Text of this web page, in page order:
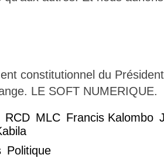
constitutionnel du
LE SOFT NUMERIQUE.
RCD MLC Francis Kalombo
Politique